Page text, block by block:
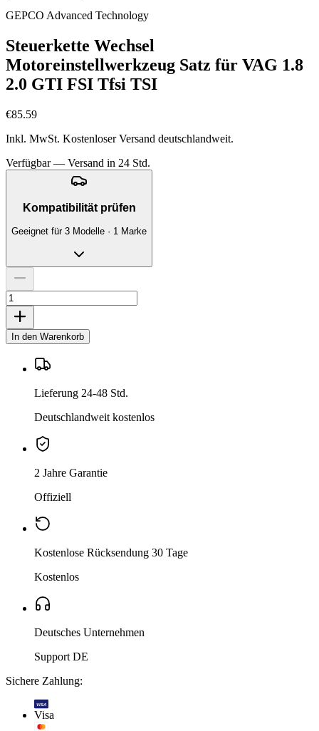
GEPCO Advanced Technology
Steuerkette Wechsel
Motoreinstellwerkzeug Satz für VAG 1.8
2.0 GTI FSI Tfsi TSI
€85.59
Inkl. MwSt. Kostenloser Versand deutschlandweit.
Verfügbar — Versand in 24 Std.
Kompatibilität prüfen
Geeignet für 3 Modelle · 1 Marke
In den Warenkorb
Lieferung 24-48 Std.
Deutschlandweit kostenlos
2 Jahre Garantie
Offiziell
Kostenlose Rücksendung 30 Tage
Kostenlos
Deutsches Unternehmen
Support DE
Sichere Zahlung:
VISA
Visa